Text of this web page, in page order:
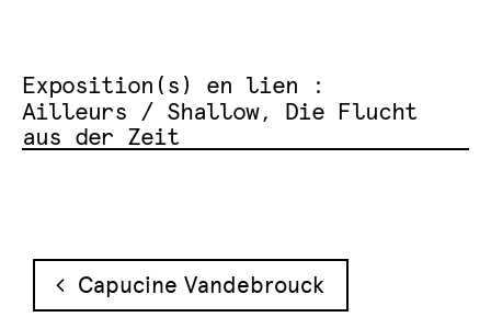
Exposition(s) en lien :
Ailleurs / Shallow, Die Flucht
aus der Zeit
Navigation des articles
Capucine Vandebrouck